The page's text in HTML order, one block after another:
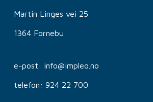
Martin Linges vei 25
1364 Fornebu
e-post: info@impleo.no
telefon: 924 22 700